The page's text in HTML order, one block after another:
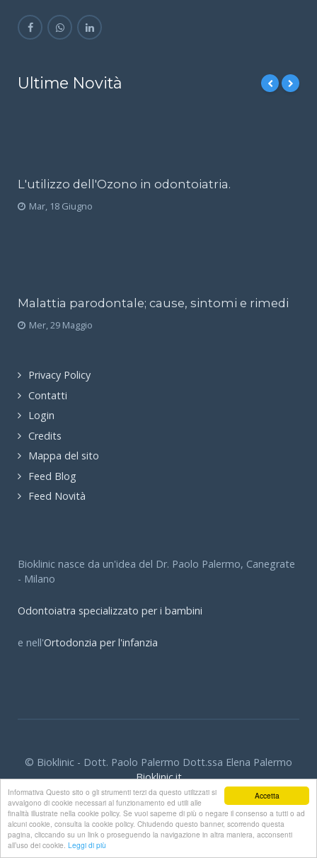
Accetta
Informativa Questo sito o gli strumenti terzi da questo utilizzati si
avvalgono di cookie necessari al funzionamento ed utili alle
finalità illustrate nella cookie policy. Se vuoi saperne di più o negare il consenso a tutti o ad
alcuni cookie, consulta la cookie policy. Chiudendo questo banner, scorrendo questa
pagina, cliccando su un link o proseguendo la navigazione in altra maniera, acconsenti
all’uso dei cookie. Leggi di più
L'utilizzo dell'Ozono in odontoiatria.
Malattia parodontale; cause, sintomi e rimedi
Privacy Policy
Contatti
Login
Credits
Mappa del sito
Feed Blog
Bioklinic nasce da un'idea del Dr. Paolo Palermo, Canegrate
© Bioklinic - Dott. Paolo Palermo Dott.ssa Elena Palermo
Bioklinic.it
.